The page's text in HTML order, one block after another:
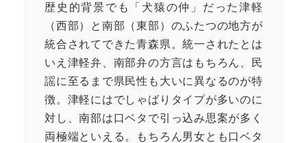
歴史的背景でも「犬猿の仲」だった津軽
（西部）と南部（東部）のふたつの地方が
統合されてできた青森県。統一されたとは
いえ津軽弁、南部弁の方言はもちろん、民
謡に至るまで県民性も大いに異なるのが特
徴。津軽にはでしゃばりタイプが多いのに
対し、南部は口ベタで引っ込み思案が多く
両極端といえる。もちろん男女とも口ベタ